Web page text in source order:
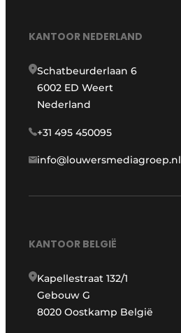
KANTOOR NEDERLAND
Schatbeurderlaan 6
6002 ED Weert
Nederland
+31 495 450095
info@louwersmediagroep.nl
KANTOOR BELGIË
Kapellestraat 132/1
Gebouw G
8020 Oostkamp België